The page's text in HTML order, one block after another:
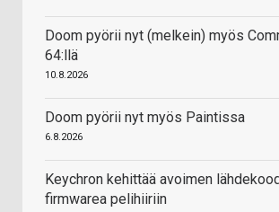
Doom pyörii nyt (melkein) myös
64:llä
10.8.2026
Doom pyörii nyt myös Paintissa
6.8.2026
Keychron kehittää avoimen
firmwarea pelihiiriin